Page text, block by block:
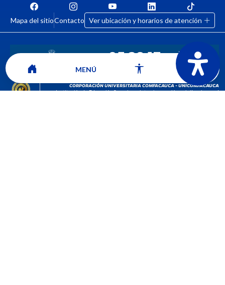
Mapa del sitioContacto Ver ubicación y horarios de atención
CORPORACIÓN UNIVERSITARIA COMFACAUCA - UNICOMFACAUCA
Institución de Educación Superior sujeta a inspección y vigilancia por el
MENÚ